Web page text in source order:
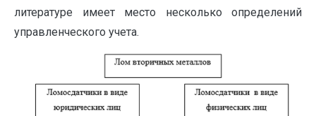
литературе имеет место несколько определений
управленческого учета.